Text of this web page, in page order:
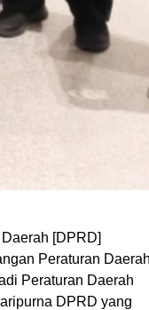
[DPRD]
Peraturan Daerah
Peraturan Daerah
DPRD yang